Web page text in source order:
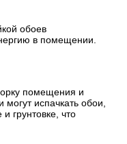
обоев
в помещении.
помещения и
могут испачкать обои,
грунтовке, что